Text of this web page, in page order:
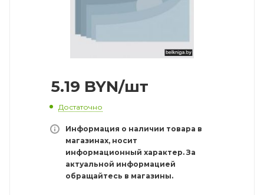
5.19 BYN/шт
Достаточно
Информация о наличии товара в
магазинах, носит
информационный характер. За
актуальной информацией
обращайтесь в магазины.